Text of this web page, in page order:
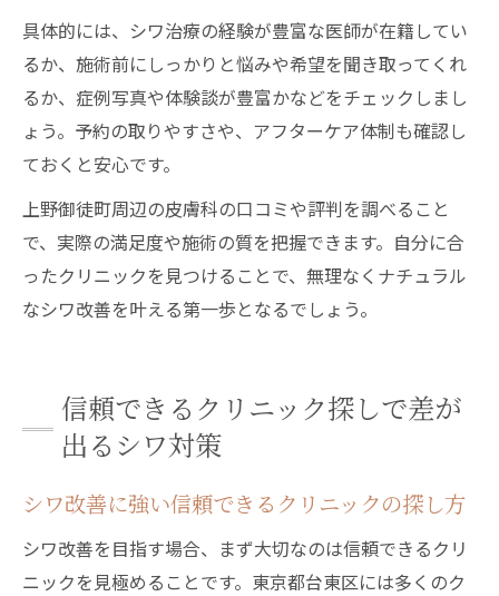
具体的には、シワ治療の経験が豊富な医師が在籍してい
るか、施術前にしっかりと悩みや希望を聞き取ってくれ
るか、症例写真や体験談が豊富かなどをチェックしまし
ょう。予約の取りやすさや、アフターケア体制も確認し
ておくと安心です。
上野御徒町周辺の皮膚科の口コミや評判を調べること
で、実際の満足度や施術の質を把握できます。自分に合
ったクリニックを見つけることで、無理なくナチュラル
なシワ改善を叶える第一歩となるでしょう。
信頼できるクリニック探しで差が
出るシワ対策
シワ改善に強い信頼できるクリニックの探し方
シワ改善を目指す場合、まず大切なのは信頼できるクリ
ニックを見極めることです。東京都台東区には多くのク